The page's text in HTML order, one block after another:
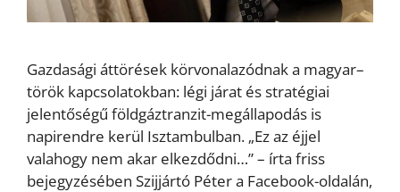
Gazdasági áttörések körvonalazódnak a magyar–
török kapcsolatokban: légi járat és stratégiai
jelentőségű földgáztranzit-megállapodás is
napirendre kerül Isztambulban. „Ez az éjjel
valahogy nem akar elkezdődni…” – írta friss
bejegyzésében Szijjártó Péter a Facebook-oldalán,